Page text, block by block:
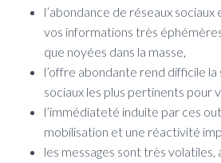
l’abondance de réseaux
vos informations très
que noyées dans la masse,
l’offre abondante rend difficile
sociaux les plus pertinents pour
l’immédiateté induite par ces
mobilisation et une réactivité
les messages sont très volatiles,